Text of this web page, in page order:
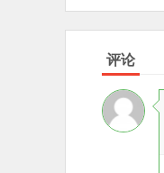
评论